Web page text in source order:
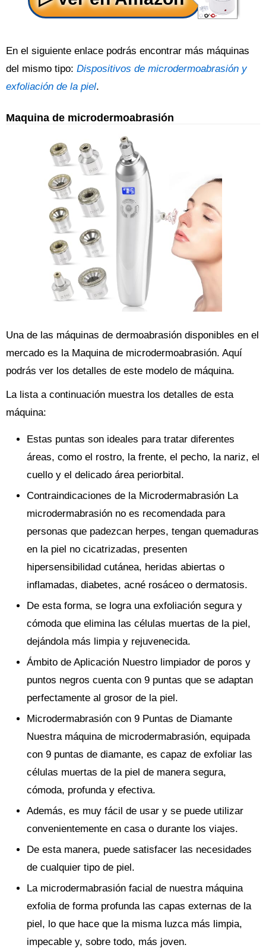
En el siguiente enlace podrás encontrar más máquinas
del mismo tipo: Dispositivos de microdermoabrasión y
exfoliación de la piel.
Maquina de microdermoabrasión
Una de las máquinas de dermoabrasión disponibles en el
mercado es la Maquina de microdermoabrasión. Aquí
podrás ver los detalles de este modelo de máquina.
La lista a continuación muestra los detalles de esta
máquina:
Estas puntas son ideales para tratar diferentes
áreas, como el rostro, la frente, el pecho, la nariz, el
cuello y el delicado área periorbital.
Contraindicaciones de la Microdermabrasión La
microdermabrasión no es recomendada para
personas que padezcan herpes, tengan quemaduras
en la piel no cicatrizadas, presenten
hipersensibilidad cutánea, heridas abiertas o
inflamadas, diabetes, acné rosáceo o dermatosis.
De esta forma, se logra una exfoliación segura y
cómoda que elimina las células muertas de la piel,
dejándola más limpia y rejuvenecida.
Ámbito de Aplicación Nuestro limpiador de poros y
puntos negros cuenta con 9 puntas que se adaptan
perfectamente al grosor de la piel.
Microdermabrasión con 9 Puntas de Diamante
Nuestra máquina de microdermabrasión, equipada
con 9 puntas de diamante, es capaz de exfoliar las
células muertas de la piel de manera segura,
cómoda, profunda y efectiva.
Además, es muy fácil de usar y se puede utilizar
convenientemente en casa o durante los viajes.
De esta manera, puede satisfacer las necesidades
de cualquier tipo de piel.
La microdermabrasión facial de nuestra máquina
exfolia de forma profunda las capas externas de la
piel, lo que hace que la misma luzca más limpia,
impecable y, sobre todo, más joven.